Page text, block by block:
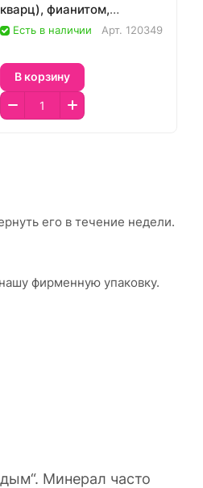
кварц), фианитом,
аметистом, топазом,
цитрином
Есть в наличии Арт. 120349
В корзину
его в течение недели.
фирменную упаковку.
Минерал часто